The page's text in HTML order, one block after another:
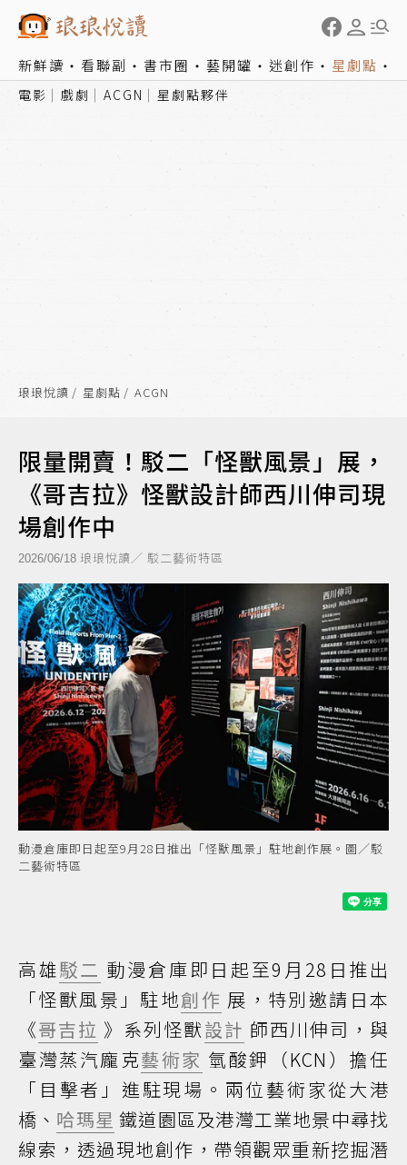
新鮮讀 看聯副 書市圈 藝開罐 迷創作 星劇點
電影 戲劇 ACGN 星劇點夥伴
琅琅悅讀 星劇點 ACGN
限量開賣！駁二「怪獸風景」展，
《哥吉拉》怪獸設計師西川伸司現
場創作中
2026/06/18 琅琅悅讀／ 駁二藝術特區
動漫倉庫即日起至9月28日推出「怪獸風景」駐地創作展。圖／駁
二藝術特區
高雄駁二 動漫倉庫即日起至9月28日推出
「怪獸風景」駐地創作 展，特別邀請日本
《哥吉拉 》系列怪獸設計 師西川伸司，與
臺灣蒸汽龐克藝術家 氫酸鉀（KCN）擔任
「目擊者」進駐現場。兩位藝術家從大港
橋、 哈瑪星 鐵道園區及港灣工業地景中尋找
線索，透過現地創作，帶領觀眾重新挖掘潛